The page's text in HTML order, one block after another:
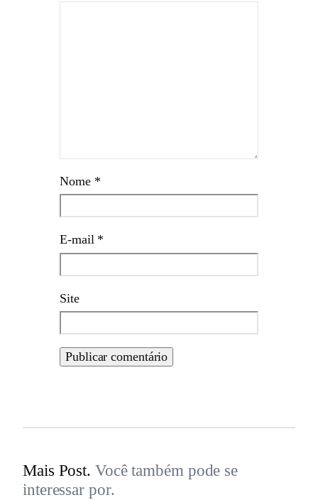
Nome *
E-mail *
Site
Mais Post. Você também pode se
interessar por.